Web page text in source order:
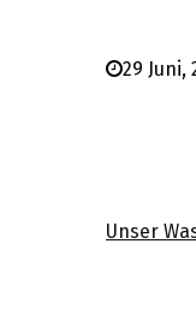
29 Juni,
Unser